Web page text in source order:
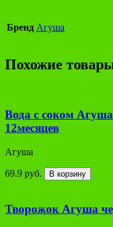
Бренд Агуша
Похожие
Вода с соком
12месяцев
Агуша
69.9 руб. В корзину
Творожок Агуша